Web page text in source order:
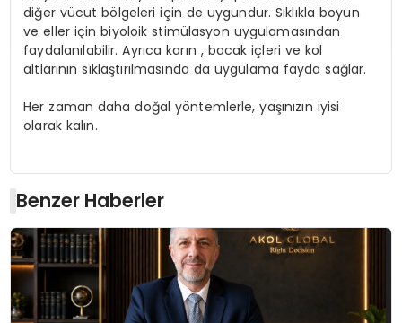
diğer vücut bölgeleri için de uygundur. Sıklıkla boyun
ve eller için biyoloik stimülasyon uygulamasından
faydalanılabilir. Ayrıca karın , bacak içleri ve kol
altlarının sıklaştırılmasında da uygulama fayda sağlar.
Her zaman daha doğal yöntemlerle, yaşınızın iyisi
olarak kalın.
Benzer Haberler